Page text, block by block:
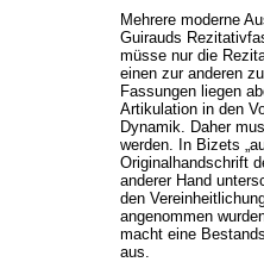
Mehrere moderne
Guirauds
müsse nur die
einen zur anderen
Fassungen liegen
Artikulation in den
Dynamik. Daher
werden. In Bizets
Originalhandschrift
anderer Hand
den
angenommen
macht eine
aus.